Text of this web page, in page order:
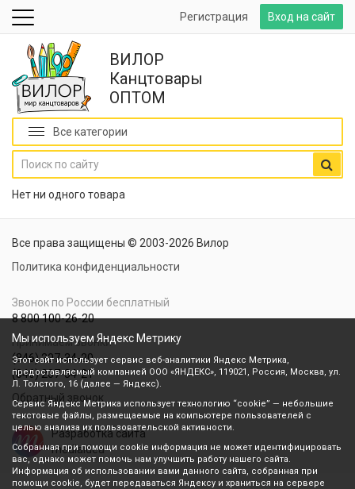
Вход на сайт
Регистрация
ВИЛОР
Канцтовары
ОПТОМ
Все категории
Нет ни одного товара
Все права защищены © 2003-2026 Вилор
Политика конфиденциальности
Звонок по России бесплатный
8 800 100-26-20
Принимаем звонки
(846) 207-34-20
(846) 207-34-21
Обратный звонок
Разработка сайта
mediaidea
Мы используем Яндекс Метрику
Этот сайт использует сервис веб-аналитики Яндекс Метрика,
предоставляемый компанией ООО «ЯНДЕКС», 119021, Россия, Москва, ул.
Л. Толстого, 16 (далее — Яндекс).
Сервис Яндекс Метрика использует технологию “cookie” — небольшие
текстовые файлы, размещаемые на компьютере пользователей с
целью анализа их пользовательской активности.
Собранная при помощи cookie информация не может идентифицировать
вас, однако может помочь нам улучшить работу нашего сайта.
Информация об использовании вами данного сайта, собранная при
помощи cookie, будет передаваться Яндексу и храниться на сервере